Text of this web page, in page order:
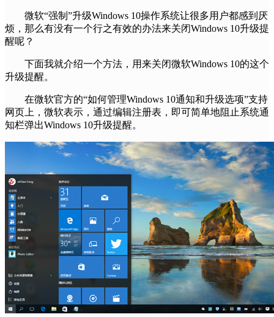
微软“强制”升级Windows 10操作系统让很多用户都感到厌
烦，那么有没有一个行之有效的办法来关闭Windows 10升级提
醒呢？
下面我就介绍一个方法，用来关闭微软Windows 10的这个
升级提醒。
在微软官方的“如何管理Windows 10通知和升级选项”支持
网页上，微软表示，通过编辑注册表，即可简单地阻止系统通
知栏弹出Windows 10升级提醒。